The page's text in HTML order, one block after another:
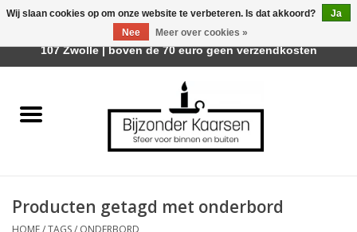
Räder Design Stories
Geurkaarsen
Producten getagd met onderbord
HOME/TAGS/ ONDERBORD
Wij slaan cookies op om onze website te verbeteren. Is dat akkoord?
Ja
Nee
Meer over cookies »
Afhalen is mogelijk bij Trotz Woon & Cadeau | Belvederelaan
107 Zwolle | boven de 70 euro geen verzendkosten